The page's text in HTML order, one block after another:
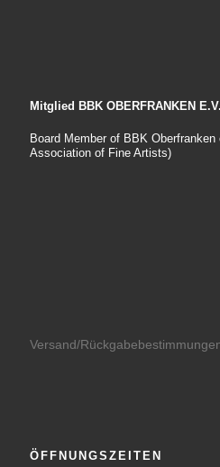
Mitglied BBK OBERFRANKEN E.V.
Board Member of BBK Oberfranken
Association of Fine Artists)
Versand/
ÖFFNUNGSZEITEN